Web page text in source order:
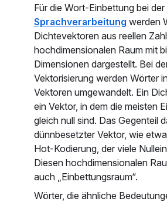
Für die Wort-Einbettung bei der
Sprachverarbeitung werden
Dichtevektoren aus reellen
hochdimensionalen Raum mit
Dimensionen dargestellt. Bei
Vektorisierung werden Wörter
Vektoren umgewandelt. Ein
ein Vektor, in dem die meisten
gleich null sind. Das Gegenteil
dünnbesetzter Vektor, wie
Hot-Kodierung, der viele
Diesen hochdimensionalen
auch „Einbettungsraum“.
Wörter, die ähnliche